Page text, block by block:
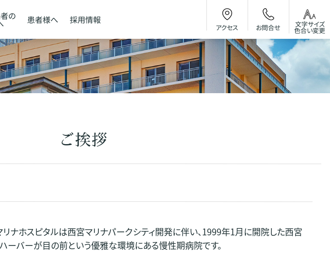
の 患者様へ 採用情報
アクセス お問合せ 文字サイズ
色合い変更
ご挨拶
ナホスピタルは西宮マリナパークシティ開発に伴い、1999年1月に開院した西宮
ハーバーが目の前という優雅な環境にある慢性期病院です。